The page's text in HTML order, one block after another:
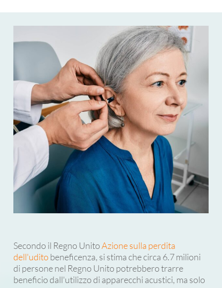
Secondo il Regno UnitoAzione sulla perdita
dell'udito beneficenza, si stima che circa 6.7 ​​milioni
di persone nel Regno Unito potrebbero trarre
beneficio dall'utilizzo di apparecchi acustici, ma solo